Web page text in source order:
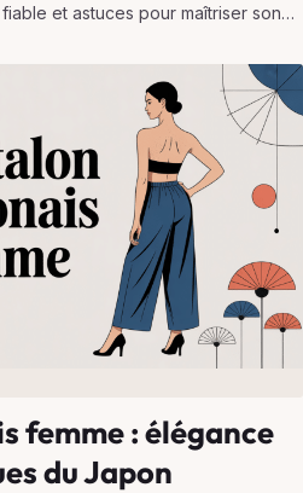
et astuces pour maîtriser son
femme : élégance
du Japon